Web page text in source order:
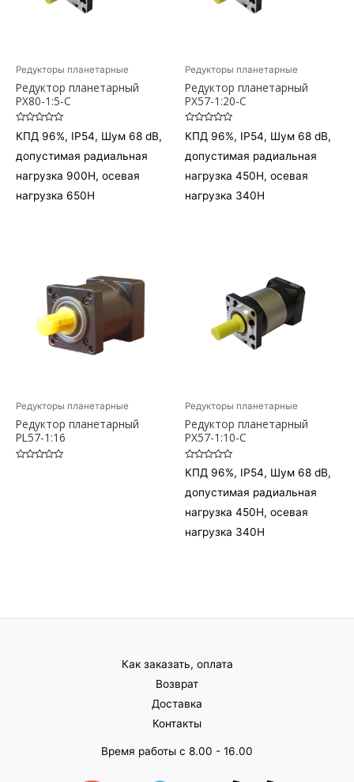
Редукторы планетарные
Редуктор планетарный
PX80-1:5-C
Оценка
0
5
КПД 96%, IP54, Шум 68 dB,
допустимая радиальная
нагрузка 900H, осевая
нагрузка 650H
Редукторы планетарные
Редуктор планетарный
PX57-1:20-C
Оценка
0
5
КПД 96%, IP54, Шум 68 dB,
допустимая радиальная
нагрузка 450H, осевая
нагрузка 340H
Редукторы планетарные
Редуктор планетарный
PL57-1:16
Редукторы планетарные
Редуктор планетарный
PX57-1:10-C
Оценка
0
5
КПД 96%, IP54, Шум 68 dB,
допустимая радиальная
нагрузка 450H, осевая
нагрузка 340H
Как заказать, оплата
Возврат
Доставка
Контакты
Время работы с 8.00 - 16.00